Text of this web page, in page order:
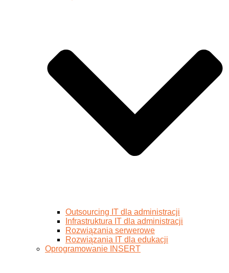
Outsourcing IT dla administracji
Infrastruktura IT dla administracji
Rozwiązania serwerowe
Rozwiązania IT dla edukacji
Oprogramowanie INSERT